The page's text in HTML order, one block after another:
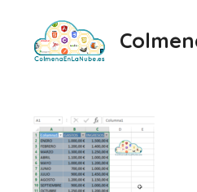
contenido